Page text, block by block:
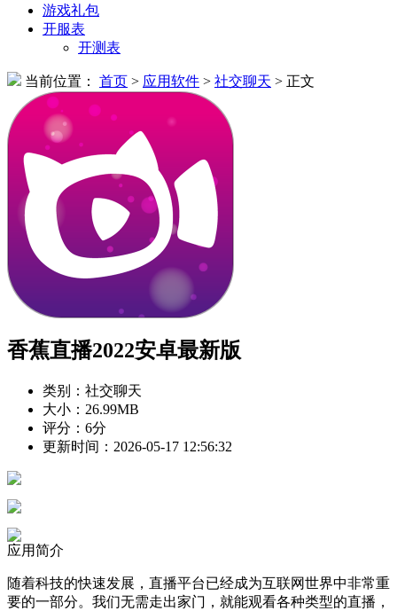
游戏礼包
开服表
开测表
当前位置： 首页 > 应用软件 > 社交聊天 > 正文
香蕉直播2022安卓最新版
类别：社交聊天
大小：26.99MB
评分：6分
更新时间：2026-05-17 12:56:32
应用简介
随着科技的快速发展，直播平台已经成为互联网世界中非常重
要的一部分。我们无需走出家门，就能观看各种类型的直播，